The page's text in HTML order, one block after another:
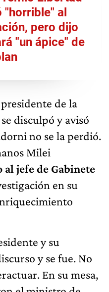
"horrible" al
pero dijo
"un ápice" de
de la
disculpó y avisó
no se la perdió.
Milei
jefe de Gabinete
en su
y su
y se fue. No
En su mesa,